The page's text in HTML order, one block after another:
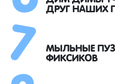
ДРУГ НАШИХ
МЫЛЬНЫЕ
ФИКСИКОВ